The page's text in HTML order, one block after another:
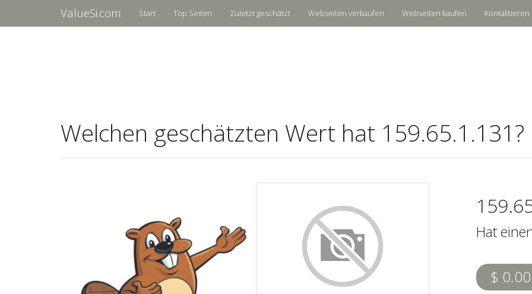
ValueSi.com Start Top Seiten Zuletzt geschätzt Webseiten verkaufen Webseiten kaufen Kontaktieren
Welchen geschätzten Wert hat 159.65.1.131?
Hat
$ 0.00